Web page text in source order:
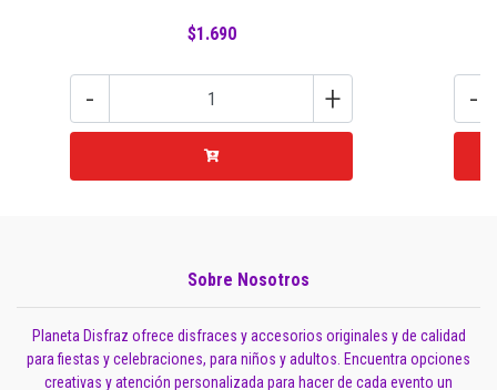
$1.690
- + -
Sobre Nosotros
Planeta Disfraz ofrece disfraces y accesorios originales y de calidad
para fiestas y celebraciones, para niños y adultos. Encuentra opciones
creativas y atención personalizada para hacer de cada evento un